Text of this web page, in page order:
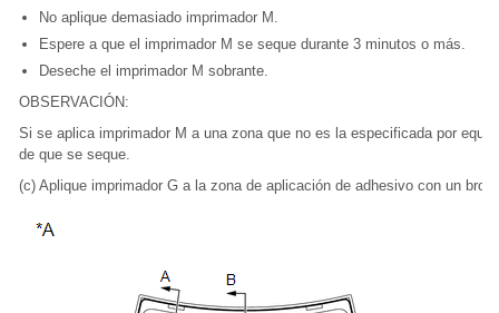
No aplique demasiado imprimador M.
Espere a que el imprimador M se seque durante 3 minutos o más.
Deseche el imprimador M sobrante.
OBSERVACIÓN:
Si se aplica imprimador M a una zona que no es la especificada por
de que se seque.
(c) Aplique imprimador G a la zona de aplicación de adhesivo con un